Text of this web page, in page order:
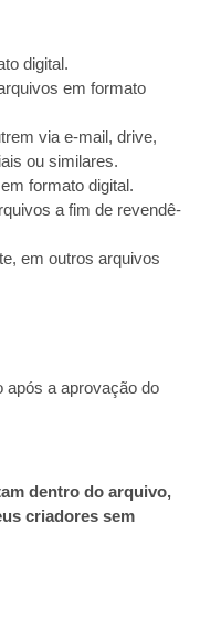
digital.
em formato
via e-mail, drive,
ou similares.
formato digital.
a fim de revendê-
em outros arquivos
após a aprovação do
dentro do arquivo,
criadores sem